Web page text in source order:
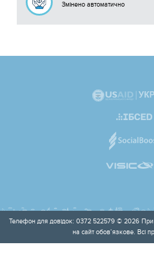
Змінено автоматично
Телефон для довідок: 0372 522579 © 2026 При
на сайт обов’язкове. Всі